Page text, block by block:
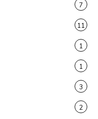
7
11
1
1
3
2